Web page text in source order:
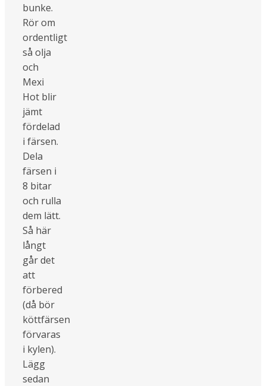
bunke.
Rör om
ordentligt
så olja
och
Mexi
Hot blir
jämt
fördelad
i färsen.
Dela
färsen i
8 bitar
och rulla
dem lätt.
Så här
långt
går det
att
förbered
(då bör
köttfärsen
förvaras
i kylen).
Lägg
sedan